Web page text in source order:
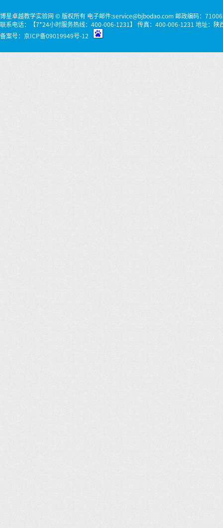
博星卓越教学实验网 © 版权所有 电子邮件:service@bjbodao.com 邮政编码：
联系电话：【7*24小时服务热线：400-006-1231】 传真：400-006-1231 地址：陕
备案号： 京ICP备09019949号-12